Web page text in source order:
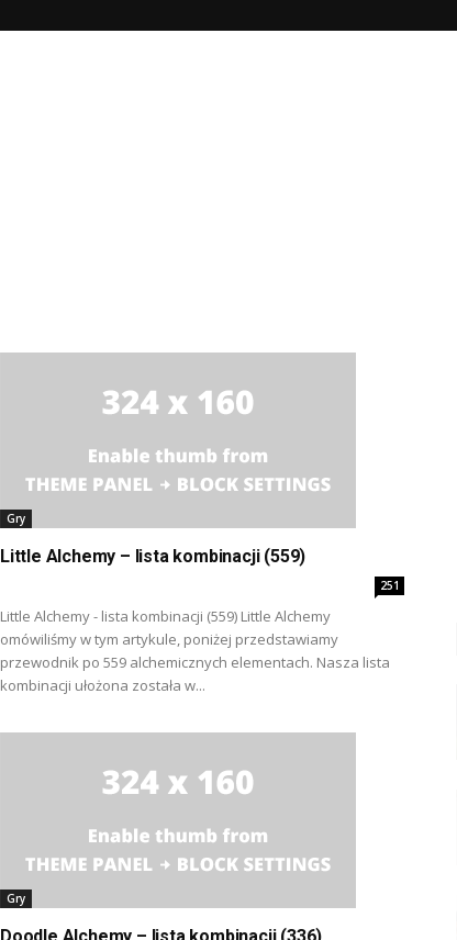
Gry
Little Alchemy – lista kombinacji (559)
251
Little Alchemy - lista kombinacji (559) Little Alchemy
omówiliśmy w tym artykule, poniżej przedstawiamy
przewodnik po 559 alchemicznych elementach. Nasza lista
kombinacji ułożona została w...
Gry